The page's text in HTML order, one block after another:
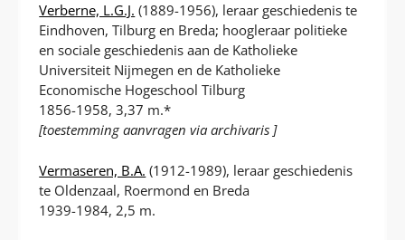
Verberne, L.G.J. (1889-1956), leraar geschiedenis te
Eindhoven, Tilburg en Breda; hoogleraar politieke
en sociale geschiedenis aan de Katholieke
Universiteit Nijmegen en de Katholieke
Economische Hogeschool Tilburg
1856-1958, 3,37 m.*
[toestemming aanvragen via archivaris ]
Vermaseren, B.A. (1912-1989), leraar geschiedenis
te Oldenzaal, Roermond en Breda
1939-1984, 2,5 m.